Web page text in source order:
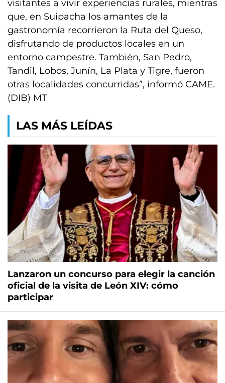
visitantes a vivir experiencias rurales, mientras
que, en Suipacha los amantes de la
gastronomía recorrieron la Ruta del Queso,
disfrutando de productos locales en un
entorno campestre. También, San Pedro,
Tandil, Lobos, Junín, La Plata y Tigre, fueron
otras localidades concurridas”, informó CAME.
(DIB) MT
LAS MÁS LEÍDAS
Lanzaron un concurso para elegir la canción
oficial de la visita de León XIV: cómo
participar